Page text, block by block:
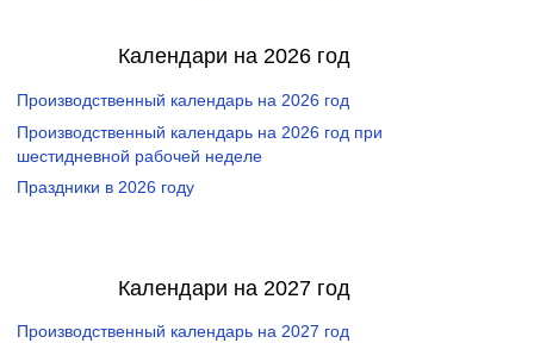
Календари на 2026 год
Производственный календарь на 2026 год
Производственный календарь на 2026 год при
шестидневной рабочей неделе
Праздники в 2026 году
Календари на 2027 год
Производственный календарь на 2027 год